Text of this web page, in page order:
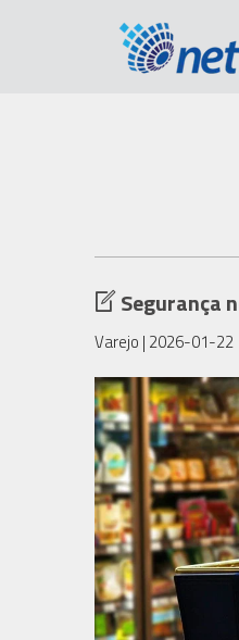
Segurança
Varejo | 2026-01-22